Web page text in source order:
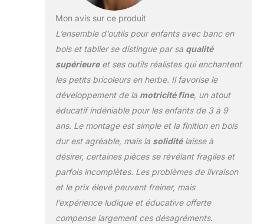
leurs parents. Les
enfants peuvent utiliser
leur imagination et leur
créativité et
expérimenter des
sessions de jeu
passionnantes avec
des amis. Jeux
accessoires du banc de
travail de jouets
permettent aux enfants
de construire leurs
comme des voitures,
des fusées, des
animaux avec créativité
Mon avis sur ce produit
L’ensemble d’outils pour enfants avec banc en
bois et tablier se distingue par sa qualité
supérieureet ses outils réalistes qui enchantent
les petits bricoleurs en herbe. Il favorise le
développement de la motricité fine, un atout
éducatif indéniable pour les enfants de 3 à 9
ans. Le montage est simple et la finition en bois
dur est agréable, mais la soliditélaisse à
désirer, certaines pièces se révélant fragiles et
parfois incomplètes. Les problèmes de livraison
et le prix élevé peuvent freiner, mais
l’expérience ludique et éducative offerte
compense largement ces désagréments.